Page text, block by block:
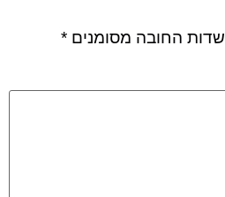
שדות החובה מסומנים *